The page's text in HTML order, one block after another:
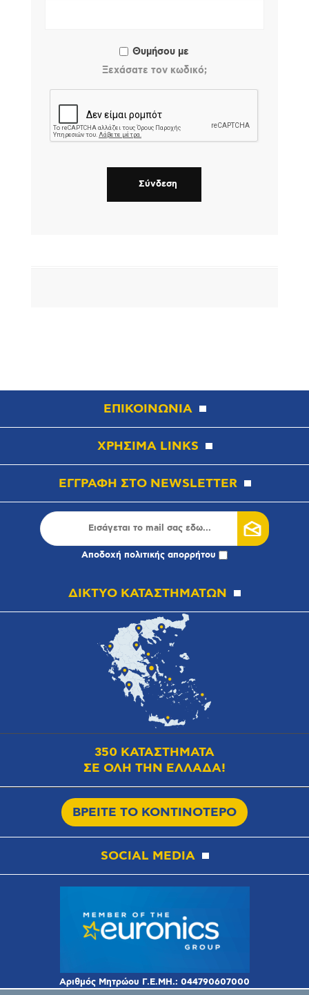
Θυμήσου με
Ξεχάσατε τον κωδικό;
ΕΠΙΚΟΙΝΩΝΙΑ
ΧΡΗΣΙΜΑ LINKS
ΕΓΓΡΑΦΗ ΣΤΟ NEWSLETTER
Αποδοχή πολιτικής απορρήτου
ΔΙΚΤΥΟ ΚΑΤΑΣΤΗΜΑΤΩΝ
350 ΚΑΤΑΣΤΗΜΑΤΑ
ΣΕ ΟΛΗ ΤΗΝ ΕΛΛΑΔΑ!
ΒΡΕΙΤΕ ΤΟ ΚΟΝΤΙΝΟΤΕΡΟ
SOCIAL MEDIA